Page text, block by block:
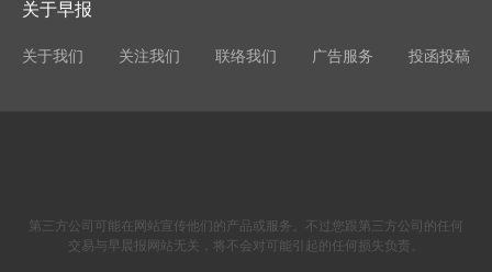
关于早报
关于我们 关注我们 联络我们 广告服务 投函投稿
第三方公司可能在网站宣传他们的产品或服务。不过您跟第三方公司的任何
交易与早晨报网站无关，将不会对可能引起的任何损失负责。